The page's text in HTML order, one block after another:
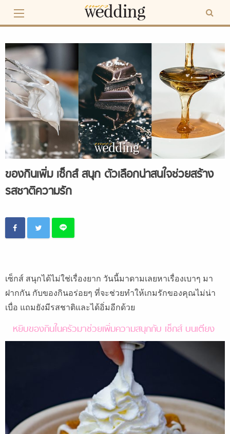
content
ของกินเพิ่ม เซ็กส์ สนุก ตัวเลือกน่าสนใจช่วยสร้าง
รสชาติความรัก
เซ็กส์ สนุกได้ไม่ใช่เรื่องยาก วันนี้มาดามเลยหาเรื่องเบาๆ มา
ฝากกัน กับของกินอร่อยๆ ที่จะช่วยทำให้เกมรักของคุณไม่น่า
เบื่อ แถมยังมีรสชาติและได้อิ่มอีกด้วย
หยิบของกินในครัวมาช่วยเพิ่มความสนุกกับ เซ็กส์ บนเตียง